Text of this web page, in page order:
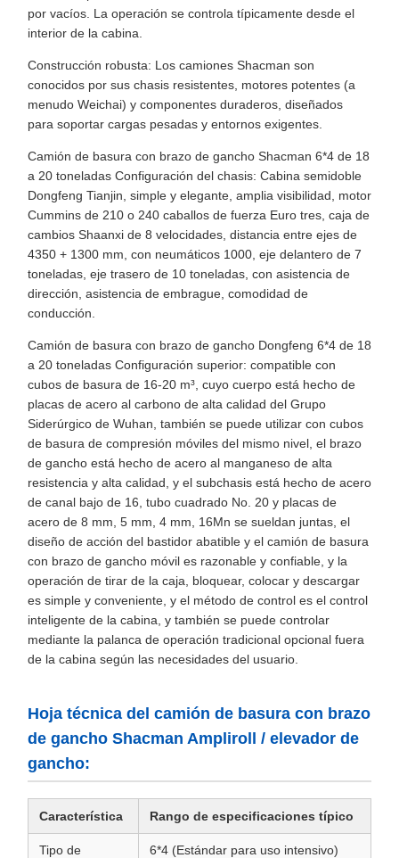
por vacíos. La operación se controla típicamente desde el
interior de la cabina.
Construcción robusta: Los camiones Shacman son
conocidos por sus chasis resistentes, motores potentes (a
menudo Weichai) y componentes duraderos, diseñados
para soportar cargas pesadas y entornos exigentes.
Camión de basura con brazo de gancho Shacman 6*4 de 18
a 20 toneladas Configuración del chasis: Cabina semidoble
Dongfeng Tianjin, simple y elegante, amplia visibilidad, motor
Cummins de 210 o 240 caballos de fuerza Euro tres, caja de
cambios Shaanxi de 8 velocidades, distancia entre ejes de
4350 + 1300 mm, con neumáticos 1000, eje delantero de 7
toneladas, eje trasero de 10 toneladas, con asistencia de
dirección, asistencia de embrague, comodidad de
conducción.
Camión de basura con brazo de gancho Dongfeng 6*4 de 18
a 20 toneladas Configuración superior: compatible con
cubos de basura de 16-20 m³, cuyo cuerpo está hecho de
placas de acero al carbono de alta calidad del Grupo
Siderúrgico de Wuhan, también se puede utilizar con cubos
de basura de compresión móviles del mismo nivel, el brazo
de gancho está hecho de acero al manganeso de alta
resistencia y alta calidad, y el subchasis está hecho de acero
de canal bajo de 16, tubo cuadrado No. 20 y placas de
acero de 8 mm, 5 mm, 4 mm, 16Mn se sueldan juntas, el
diseño de acción del bastidor abatible y el camión de basura
con brazo de gancho móvil es razonable y confiable, y la
operación de tirar de la caja, bloquear, colocar y descargar
es simple y conveniente, y el método de control es el control
inteligente de la cabina, y también se puede controlar
mediante la palanca de operación tradicional opcional fuera
de la cabina según las necesidades del usuario.
Hoja técnica del camión de basura con brazo
de gancho Shacman Ampliroll / elevador de
gancho:
Característica Rango de especificaciones típico
Tipo de
6*4 (Estándar para uso intensivo)